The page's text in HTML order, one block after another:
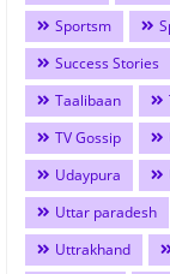
Sportsm
Success Stories
Taalibaan
TV Gossip
Udaypura
Uttar paradesh
Uttrakhand